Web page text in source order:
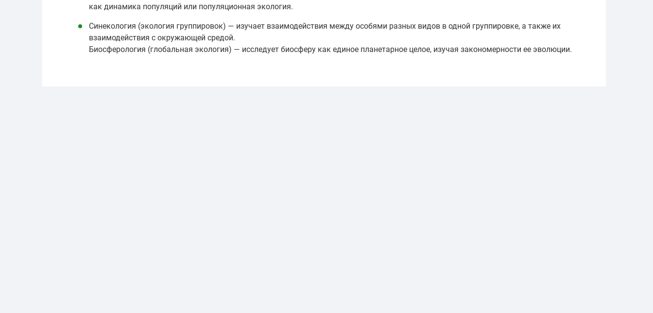
как динамика популяций или популяционная экология.
Синекология (экология группировок) — изучает взаимодействия между особями разных видов в одной группировке, а также их
взаимодействия с окружающей средой.
Биосферология (глобальная экология) — исследует биосферу как единое планетарное целое, изучая закономерности ее эволюции.